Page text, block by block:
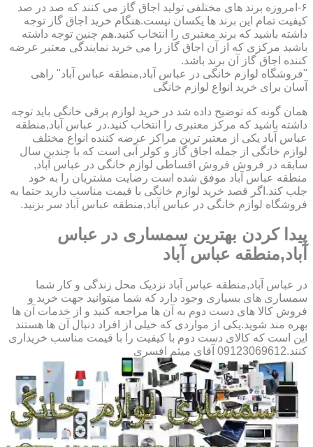
۶-امروزه برند های مختلفی تولید اجاق گاز می کنند که صد در صد
کیفیت تمام این برند ها یکسان نیست.هنگام خرید اجاق گاز توجه
داشته باشید که برند معتبری را انتخاب کنید.هم چنین توجه داشته
باشید مرکزی که از آن اجاق گاز را می خرید نمایندگی معتبر عرضه
کننده اجاق گاز آن برند باشد.
"فروشگاه لوازم خانگی در عباس آباد,منطقه عباس آباد" راهی
آسان برای خرید انواع لوازم خانگی
همان گونه که توضیح داده شد در خرید لوازم برقی خانگی باید توجه
داشته باشید که مرکز معتبری را انتخاب کنید.در عباس آباد,منطقه
عباس آباد یکی از معتبر ترین مراکز عرضه کننده انواع مختلف
لوازم خانگی از جمله اجاق گاز و کولر آبی است که با چندین سال
سابقه در فروش فروش اقساطی لوازم خانگی در عباس آباد,
منطقه عباس آباد موفق شده است رضایت مشتریان را به خود
جلب کند.اگر قصد خرید لوازم خانگی با قیمت مناسب دارید حتما به
فروشگاه لوازم خانگی در عباس آباد,منطقه عباس آباد سر بزنید.
پیدا کردن بهترین سمساری در عباس
آباد,منطقه عباس آباد
در عباس آباد,منطقه عباس آباد نزدیک محل زندگی و کار شما
سمساری های بسیاری وجود دارد که شما میتوانید جهت خرید و
فروش کالا های دست دوم به آن ها مراجعه کنید و از خدمات آن ها
بهره مند شوید.یکی از مواردی که خیلی از افراد دنبال آن ها هستند
این است که کالای دست دوم با کیفیت را با قیمت مناسب خریداری
کنند.09123069612 آقای میثم افسری